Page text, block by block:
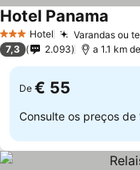
3 EstrelasHotel Varandas ou
Hotel Panama
7,3 2.093 a 1.1 km
De € 55
Consulte os preços de